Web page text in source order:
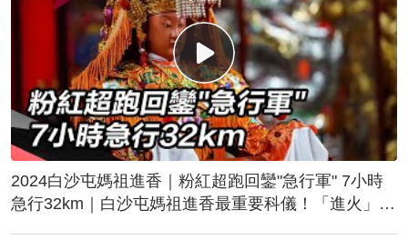
2024白沙屯媽祖進香｜粉紅超跑回鑾"急行軍" 7小時
急行32km｜白沙屯媽祖進香最重要科儀！「進火」儀